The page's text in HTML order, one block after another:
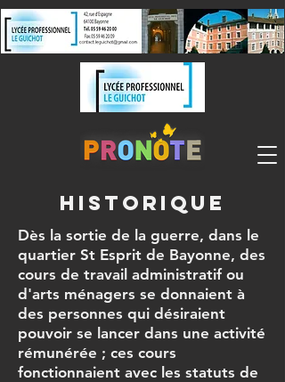
historique
Dès la sortie de la guerre, dans le
quartier St Esprit de Bayonne, des
cours de travail administratif ou
d'arts ménagers se donnaient à
des personnes qui désiraient
pouvoir se lancer dans une activité
rémunérée ; ces cours
fonctionnaient avec les statuts de